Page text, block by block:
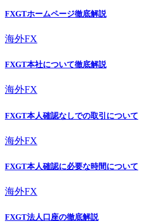
FXGTホームページ徹底解説
海外FX
FXGT本社について徹底解説
海外FX
FXGT本人確認なしでの取引について
海外FX
FXGT本人確認に必要な時間について
海外FX
FXGT法人口座の徹底解説